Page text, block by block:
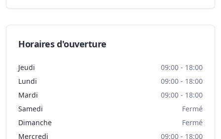
Horaires d'ouverture
Jeudi
09:00 - 18:00
Lundi
09:00 - 18:00
Mardi
09:00 - 18:00
Samedi
Fermé
Dimanche
Fermé
Mercredi
09:00 - 18:00